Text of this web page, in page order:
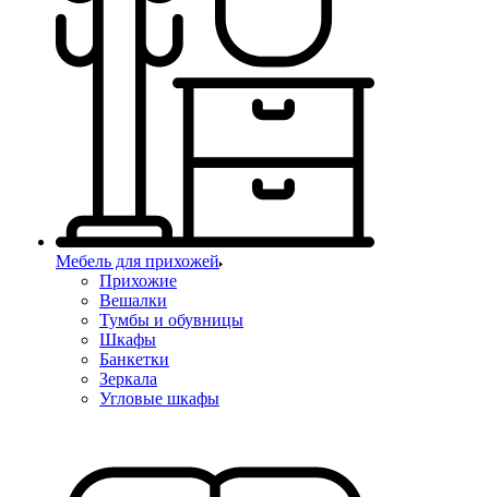
Мебель для прихожей
Прихожие
Вешалки
Тумбы и обувницы
Шкафы
Банкетки
Зеркала
Угловые шкафы